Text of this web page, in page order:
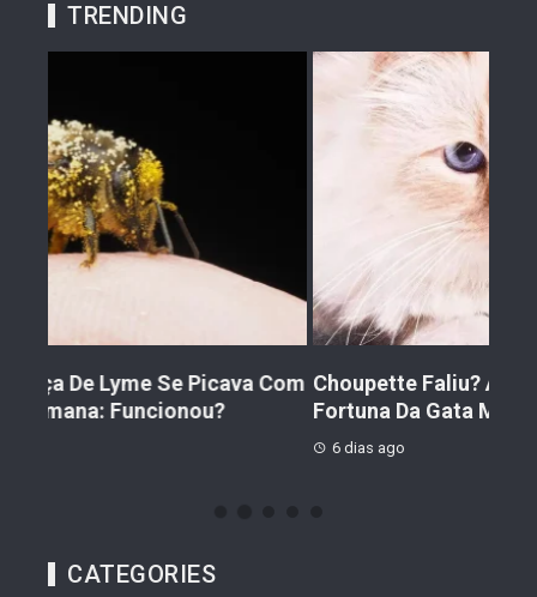
TRENDING
Choupette Faliu? A Verdade Sobre A
Fortuna Da Gata Mais Rica Do Mundo
CATEGORIES